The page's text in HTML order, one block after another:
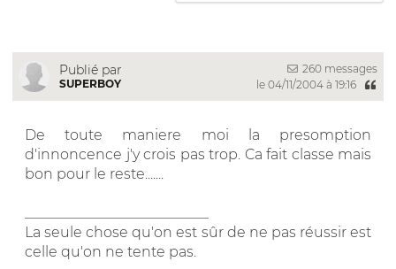
Publié par
SUPERBOY
260 messages
le 04/11/2004 à 19:16
De toute maniere moi la presomption
d'innoncence j'y crois pas trop. Ca fait classe mais
bon pour le reste.......
La seule chose qu'on est sûr de ne pas réussir est
celle qu'on ne tente pas.